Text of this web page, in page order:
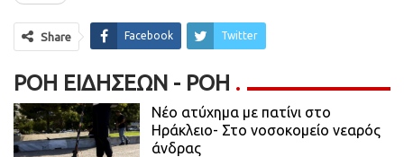
Share Facebook Twitter
ΡΟΉ ΕΙΔΉΣΕΩΝ - ΡΟΗ
Νέο ατύχημα με πατίνι στο
Ηράκλειο- Στο νοσοκομείο νεαρός
άνδρας